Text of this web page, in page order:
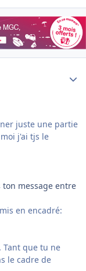
juste une partie
j'ai tjs le
message entre
en encadré:
que tu ne
le cadre de